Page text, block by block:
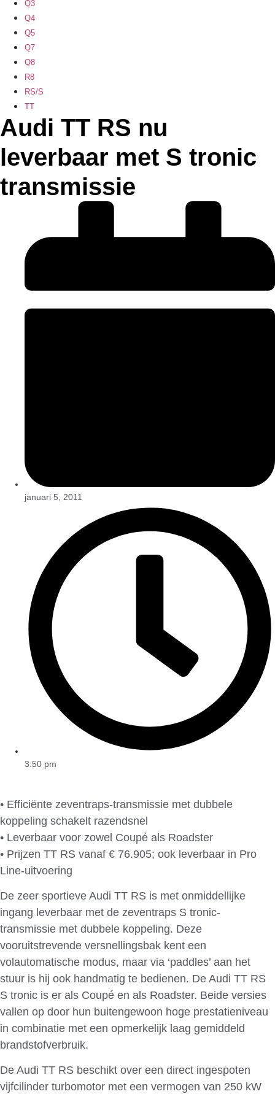
Q3
Q4
Q5
Q7
Q8
R8
RS/S
TT
Audi TT RS nu
leverbaar met S tronic
transmissie
januari 5, 2011
3:50 pm
• Efficiënte zeventraps-transmissie met dubbele
koppeling schakelt razendsnel
• Leverbaar voor zowel Coupé als Roadster
• Prijzen TT RS vanaf € 76.905; ook leverbaar in Pro
Line-uitvoering
De zeer sportieve Audi TT RS is met onmiddellijke
ingang leverbaar met de zeventraps S tronic-
transmissie met dubbele koppeling. Deze
vooruitstrevende versnellingsbak kent een
volautomatische modus, maar via ‘paddles’ aan het
stuur is hij ook handmatig te bedienen. De Audi TT RS
S tronic is er als Coupé en als Roadster. Beide versies
vallen op door hun buitengewoon hoge prestatieniveau
in combinatie met een opmerkelijk laag gemiddeld
brandstofverbruik.
De Audi TT RS beschikt over een direct ingespoten
vijfcilinder turbomotor met een vermogen van 250 kW